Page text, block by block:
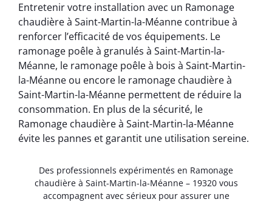
Entretenir votre installation avec un Ramonage
chaudière à Saint-Martin-la-Méanne contribue à
renforcer l’efficacité de vos équipements. Le
ramonage poêle à granulés à Saint-Martin-la-
Méanne, le ramonage poêle à bois à Saint-Martin-
la-Méanne ou encore le ramonage chaudière à
Saint-Martin-la-Méanne permettent de réduire la
consommation. En plus de la sécurité, le
Ramonage chaudière à Saint-Martin-la-Méanne
évite les pannes et garantit une utilisation sereine.
Des professionnels expérimentés en Ramonage
chaudière à Saint-Martin-la-Méanne – 19320 vous
accompagnent avec sérieux pour assurer une